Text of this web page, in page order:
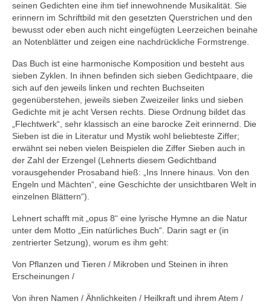
seinen Gedichten eine ihm tief innewohnende Musikalität. Sie
erinnern im Schriftbild mit den gesetzten Querstrichen und den
bewusst oder eben auch nicht eingefügten Leerzeichen beinahe
an Notenblätter und zeigen eine nachdrückliche Formstrenge.
Das Buch ist eine harmonische Komposition und besteht aus
sieben Zyklen. In ihnen befinden sich sieben Gedichtpaare, die
sich auf den jeweils linken und rechten Buchseiten
gegenüberstehen, jeweils sieben Zweizeiler links und sieben
Gedichte mit je acht Versen rechts. Diese Ordnung bildet das
„Flechtwerk“, sehr klassisch an eine barocke Zeit erinnernd. Die
Sieben ist die in Literatur und Mystik wohl beliebteste Ziffer;
erwähnt sei neben vielen Beispielen die Ziffer Sieben auch in
der Zahl der Erzengel (Lehnerts diesem Gedichtband
vorausgehender Prosaband hieß: „Ins Innere hinaus. Von den
Engeln und Mächten“, eine Geschichte der unsichtbaren Welt in
einzelnen Blättern“).
Lehnert schafft mit „opus 8“ eine lyrische Hymne an die Natur
unter dem Motto „Ein natürliches Buch“. Darin sagt er (in
zentrierter Setzung), worum es ihm geht:
Von Pflanzen und Tieren / Mikroben und Steinen in ihren
Erscheinungen /
Von ihren Namen / Ähnlichkeiten / Heilkraft und ihrem Atem /